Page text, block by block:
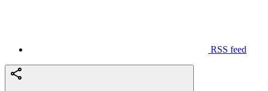
RSS feed